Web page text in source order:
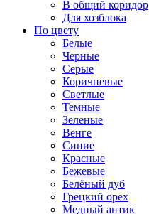
В общий коридор
Для хозблока
По цвету
Белые
Черные
Серые
Коричневые
Светлые
Темные
Зеленые
Венге
Синие
Красные
Бежевые
Белёный дуб
Грецкий орех
Медный антик